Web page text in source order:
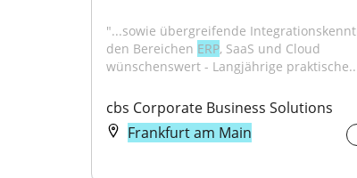
"...sowie übergreifende
den Bereichen ERP, SaaS und Cloud
wünschenswert - Langjährige
cbs Corporate Business Solutions
Frankfurt am Main